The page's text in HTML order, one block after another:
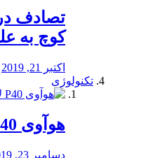
تصادف
کوچ به
اکتبر 21, 2019
تکنولوژی
هوآوی P40 لایت احتمالا موبا
دسامبر 23, 2019